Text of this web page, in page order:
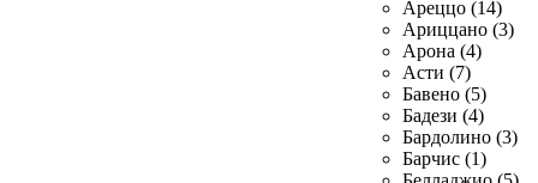
Ареццо (14)
Ариццано (3)
Арона (4)
Асти (7)
Бавено (5)
Бадези (4)
Бардолино (3)
Барчис (1)